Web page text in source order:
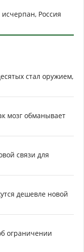
Россия
стал оружием,
мозг обманывает
связи для
дешевле новой
ограничении